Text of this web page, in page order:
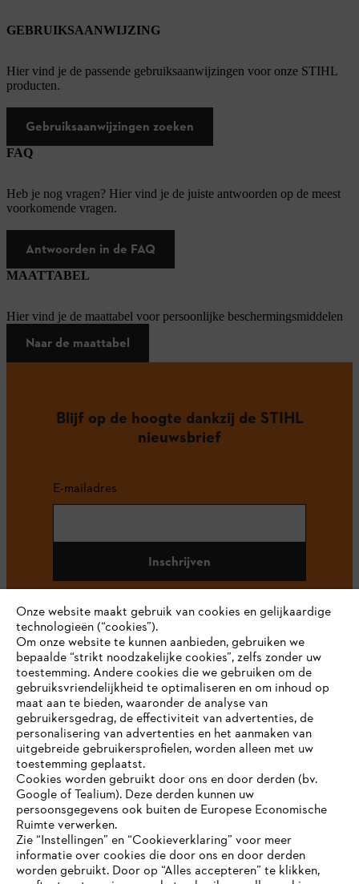
GEBRUIKSAANWIJZING
Hier vind je de passende gebruiksaanwijzingen voor onze STIHL
producten.
Gebruiksaanwijzingen zoeken
FAQ
Heb je nog vragen? Hier vind je de juiste antwoorden op de meest
voorkomende vragen.
Antwoorden in de FAQ
MAATTABEL
Hier vind je de maattabel voor persoonlijke beschermingsmiddelen
Naar de maattabel
Blijf op de hoogte dankzij de STIHL
nieuwsbrief
E-mailadres
Inschrijven
#STIHL
Bedrijf
STIHL FAQ
JE BROWSER WORDT NIET
ONDERSTEUND
Onze website maakt gebruik van cookies en gelijkaardige
technologieën (“cookies”).
Om onze website te kunnen aanbieden, gebruiken we
bepaalde “strikt noodzakelijke cookies”, zelfs zonder uw
toestemming. Andere cookies die we gebruiken om de
gebruiksvriendelijkheid te optimaliseren en om inhoud op
maat aan te bieden, waaronder de analyse van
gebruikersgedrag, de effectiviteit van advertenties, de
personalisering van advertenties en het aanmaken van
uitgebreide gebruikersprofielen, worden alleen met uw
toestemming geplaatst.
Cookies worden gebruikt door ons en door derden (bv.
Google of Tealium). Deze derden kunnen uw
persoonsgegevens ook buiten de Europese Economische
Ruimte verwerken.
Zie “Instellingen” en “Cookieverklaring” voor meer
informatie over cookies die door ons en door derden
worden gebruikt. Door op “Alles accepteren” te klikken,